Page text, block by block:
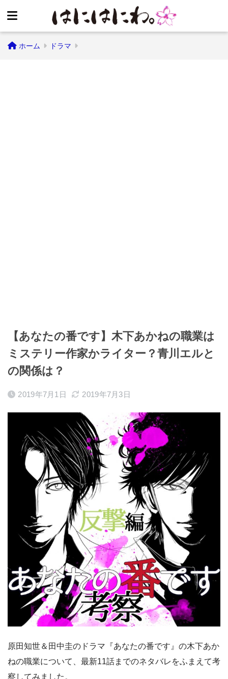
ホーム ドラマ
【あなたの番です】木下あかねの職業は
ミステリー作家かライター？青川エルと
の関係は？
2019年7月1日 2019年7月3日
原田知世＆田中圭のドラマ『あなたの番です』の木下あか
ねの職業について、最新11話までのネタバレをふまえて考
察してみました。